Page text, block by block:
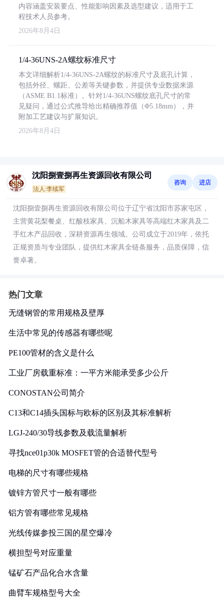
内容涵盖安装要点、性能影响因素及选型建议，适用于工
程技术人员参考。
2026年8月4日
1/4-36UNS-2A螺纹标准尺寸
本文详细解析1/4-36UNS-2A螺纹的标准尺寸及底孔计算，
包括外径、螺距、公差等关键参数，并提供专业数据来源
（ASME B1.1标准）。针对1/4-36UNS螺纹底孔尺寸的常
见疑问，通过公式推导给出精确推荐值（Φ5.18mm），并
附加工艺建议与扩展知识。
2026年8月4日
沈阳捌壹捌再生资源回收有限公司
法人:李续军
咨询 进店
沈阳捌壹捌再生资源回收有限公司位于辽宁省沈阳市苏家屯区，
主营黄花梨餐桌、红酸枝家具、沉船木家具等高端红木家具及二
手红木产品回收，深耕资源再生领域。公司成立于2019年，依托
正规资质与专业团队，提供红木家具全链条服务，品质保障，信
誉卓著。
热门文章
无缝钢管的常用规格及壁厚
生活中常见的传感器有哪些呢
PE100管材的含义是什么
工业厂房载重标准：一平方米能承受多少公斤
CONOSTAN公司简介
C13和C14插头国标与欧标的区别及其标准解析
LGJ-240/30导线参数及载流量解析
寻找nce01p30k MOSFET管的合适替代型号
电梯的尺寸有哪些规格
镀锌方管尺寸一般有哪些
铝方管有哪些常见规格
光线传媒参投三国的星空爆冷
横担型号对应重量
锰矿石产品化合水含量
曲臂车规格型号大全